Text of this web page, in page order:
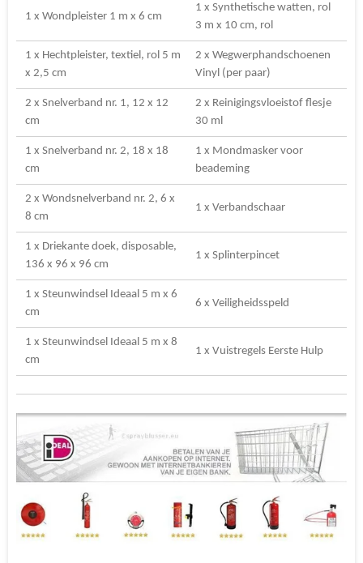
1 x Wondpleister 1 m x 6 cm
1 x Synthetische watten, rol
3 m x 10 cm, rol
1 x Hechtpleister, textiel, rol 5 m
x 2,5 cm
2 x Wegwerphandschoenen
Vinyl (per paar)
2 x Snelverband nr. 1, 12 x 12
cm
2 x Reinigingsvloeistof flesje
30 ml
1 x Snelverband nr. 2, 18 x 18
cm
1 x Mondmasker voor
beademing
2 x Wondsnelverband nr. 2, 6 x
8 cm
1 x Verbandschaar
1 x Driekante doek, disposable,
136 x 96 x 96 cm
1 x Splinterpincet
1 x Steunwindsel Ideaal 5 m x 6
cm
6 x Veiligheidsspeld
1 x Steunwindsel Ideaal 5 m x 8
cm
1 x Vuistregels Eerste Hulp